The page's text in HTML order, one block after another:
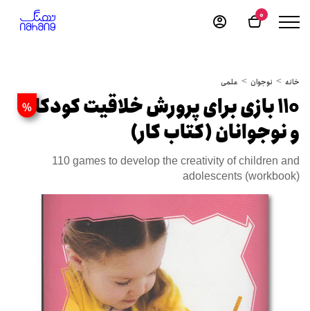
0
خانه نوجوان علمی
%
110 بازی برای پرورش خلاقیت کودکان
و نوجوانان (کتاب کار)
110 games to develop the creativity of children and
adolescents (workbook)